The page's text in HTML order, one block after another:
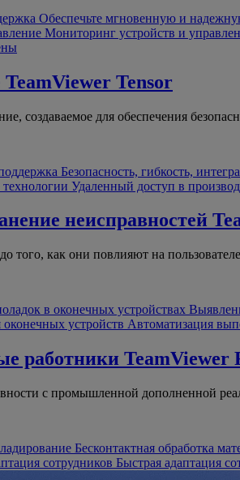
Обеспечьте мгновенную и
Мониторинг устройств и
TeamViewer Tensor
создаваемое для обеспечения
Безопасность, гибкость,
Удаленный доступ в
неисправностей
того, как они повлияют на
в оконечных устройствах
устройств Автоматизация
работники TeamViewer
с промышленной дополненной
Бесконтактная обработка
сотрудников Быстрая адаптация